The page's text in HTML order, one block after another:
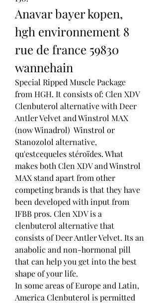
Anavar bayer kopen,
hgh environnement 8
rue de france 59830
wannehain
Special Ripped Muscle Package
from HGH. It consists of: Clen XDV
Clenbuterol alternative with Deer
Antler Velvet and Winstrol MAX
(now Winadrol)  Winstrol or
Stanozolol alternative,
qu'estcequeles stéroïdes. What
makes both Clen XDV and Winstrol
MAX stand apart from other
competing brands is that they have
been developed with input from
IFBB pros. Clen XDV is a
clenbuterol alternative that
consists of Deer Antler Velvet. Its an
anabolic and non-hormonal pill
that can help you get into the best
shape of your life.
In some areas of Europe and Latin,
America Clenbuterol is permitted